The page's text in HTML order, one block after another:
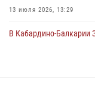
13 июля 2026, 13:29
В Кабардино-Балкарии